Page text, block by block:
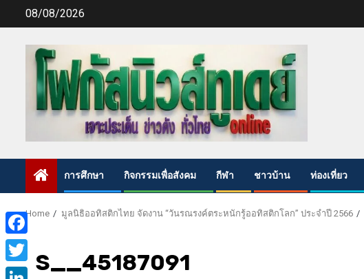
08/08/2026
การศึกษา กิจกรรมเพื่อสังคม กีฬา ชาวบ้าน ท่องเที่ยว
Home มูลนิธิออทิสติกไทย จัดงาน “วันรณรงค์ตระหนักรู้ออทิสติกโลก” ประจำปี 2566
S__45187091
Facebook
Twitter